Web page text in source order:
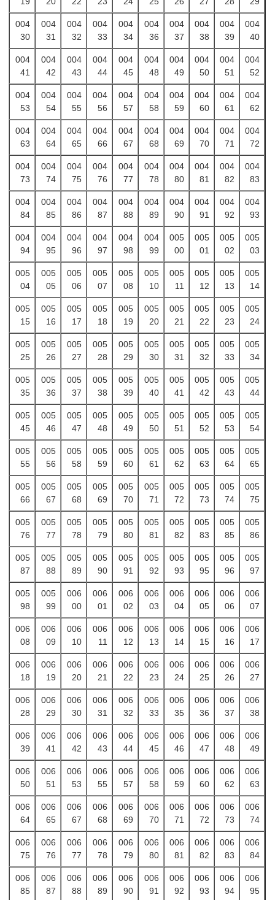
004
30
004
31
004
32
004
33
004
34
004
36
004
37
004
38
004
39
004
40
004
41
004
42
004
43
004
44
004
45
004
48
004
49
004
50
004
51
004
52
004
53
004
54
004
55
004
56
004
57
004
58
004
59
004
60
004
61
004
62
004
63
004
64
004
65
004
66
004
67
004
68
004
69
004
70
004
71
004
72
004
73
004
74
004
75
004
76
004
77
004
78
004
80
004
81
004
82
004
83
004
84
004
85
004
86
004
87
004
88
004
89
004
90
004
91
004
92
004
93
004
94
004
95
004
96
004
97
004
98
004
99
005
00
005
01
005
02
005
03
005
04
005
05
005
06
005
07
005
08
005
10
005
11
005
12
005
13
005
14
005
15
005
16
005
17
005
18
005
19
005
20
005
21
005
22
005
23
005
24
005
25
005
26
005
27
005
28
005
29
005
30
005
31
005
32
005
33
005
34
005
35
005
36
005
37
005
38
005
39
005
40
005
41
005
42
005
43
005
44
005
45
005
46
005
47
005
48
005
49
005
50
005
51
005
52
005
53
005
54
005
55
005
56
005
58
005
59
005
60
005
61
005
62
005
63
005
64
005
65
005
66
005
67
005
68
005
69
005
70
005
71
005
72
005
73
005
74
005
75
005
76
005
77
005
78
005
79
005
80
005
81
005
82
005
83
005
85
005
86
005
87
005
88
005
89
005
90
005
91
005
92
005
93
005
95
005
96
005
97
005
98
005
99
006
00
006
01
006
02
006
03
006
04
006
05
006
06
006
07
006
08
006
09
006
10
006
11
006
12
006
13
006
14
006
15
006
16
006
17
006
18
006
19
006
20
006
21
006
22
006
23
006
24
006
25
006
26
006
27
006
28
006
29
006
30
006
31
006
32
006
33
006
35
006
36
006
37
006
38
006
39
006
41
006
42
006
43
006
44
006
45
006
46
006
47
006
48
006
49
006
50
006
51
006
53
006
55
006
57
006
58
006
59
006
60
006
62
006
63
006
64
006
65
006
67
006
68
006
69
006
70
006
71
006
72
006
73
006
74
006
75
006
76
006
77
006
78
006
79
006
80
006
81
006
82
006
83
006
84
006
85
006
87
006
88
006
89
006
90
006
91
006
92
006
93
006
94
006
95